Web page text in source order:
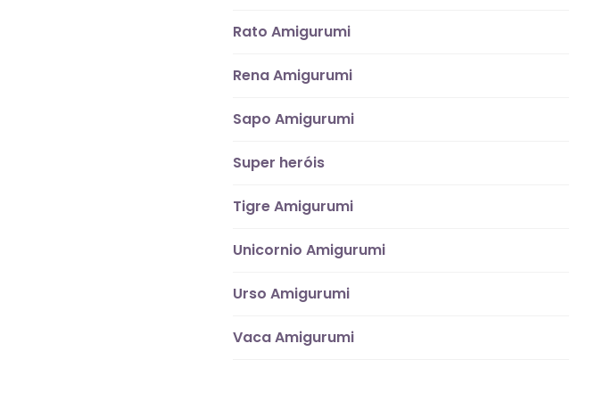
Rato Amigurumi
Rena Amigurumi
Sapo Amigurumi
Super heróis
Tigre Amigurumi
Unicornio Amigurumi
Urso Amigurumi
Vaca Amigurumi